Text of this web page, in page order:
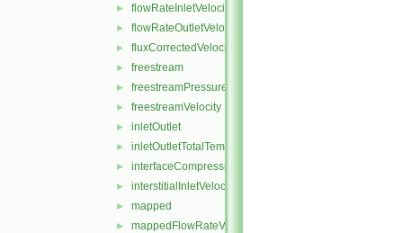
► flowRateInletVelocity
► flowRateOutletVelocity
► fluxCorrectedVelocity
► freestream
► freestreamPressure
► freestreamVelocity
► inletOutlet
► inletOutletTotalTemperature
► interfaceCompression
► interstitialInletVelocity
► mapped
► mappedFlowRateVelocity